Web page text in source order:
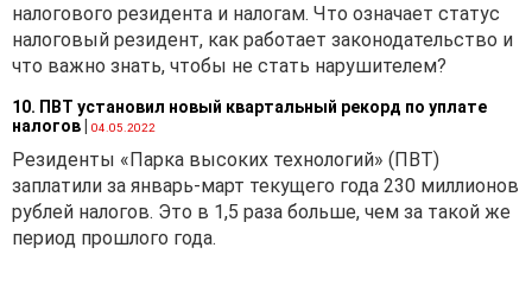
налогового резидента и налогам. Что означает статус
налоговый резидент, как работает законодательство и
что важно знать, чтобы не стать нарушителем?
10. ПВТ установил новый квартальный рекорд по уплате
налогов| 04.05.2022
Резиденты «Парка высоких технологий» (ПВТ)
заплатили за январь-март текущего года 230 миллионов
рублей налогов. Это в 1,5 раза больше, чем за такой же
период прошлого года.